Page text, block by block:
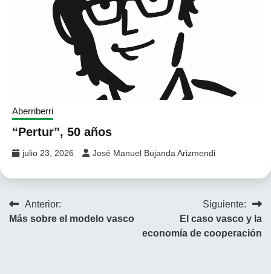
Aberriberri
“Pertur”, 50 años
julio 23, 2026 José Manuel Bujanda Arizmendi
Navegación
Anterior:
Más sobre el modelo vasco
Siguiente:
El caso vasco y la
economía de cooperación